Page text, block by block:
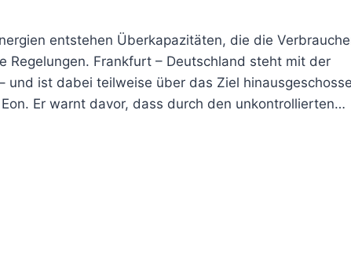
entstehen Überkapazitäten, die die
Frankfurt – Deutschland steht mit der
und ist dabei teilweise über das Ziel
Er warnt davor, dass durch den unkontrollierten…